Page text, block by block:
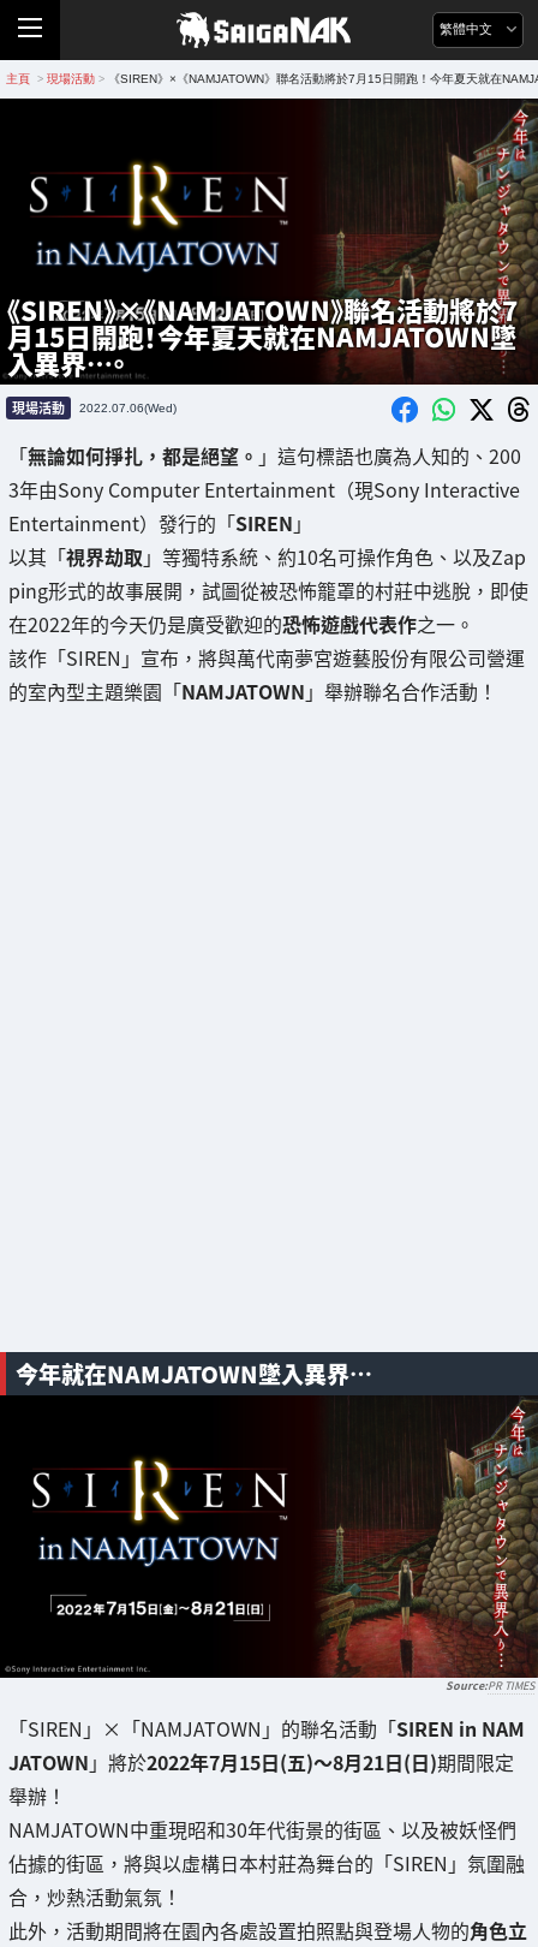
繁體中文
主頁 > 現場活動 > 《SIREN》×《NAMJATOWN》聯名活動將於7月15日開跑！今年夏天就在
《SIREN》×《NAMJATOWN》聯名活動將於7
月15日開跑！今年夏天就在NAMJATOWN墜
入異界⋯。
現場活動 2022.07.06(Wed)
「無論如何掙扎，都是絕望。 」這句標語也廣為人知的、200
3年由Sony Computer Entertainment（現Sony Interactive
Entertainment）發行的「SIREN 」
以其「視界劫取 」等獨特系統、約10名可操作角色、以及Zap
ping形式的故事展開，試圖從被恐怖籠罩的村莊中逃脫，即使
在2022年的今天仍是廣受歡迎的恐怖遊戲代表作之一。
該作「SIREN」宣布，將與萬代南夢宮遊藝股份有限公司營運
的室內型主題樂園「NAMJATOWN 」舉辦聯名合作活動！
今年就在NAMJATOWN墜入異界⋯
PR TIMES
「SIREN」×「NAMJATOWN」的聯名活動「SIREN in NAM
JATOWN 」將於2022年7月15日(五)～8月21日(日)期間限定
舉辦！
NAMJATOWN中重現昭和30年代街景的街區、以及被妖怪們
佔據的街區，將與以虛構日本村莊為舞台的「SIREN」氛圍融
合，炒熱活動氣氛！
此外，活動期間將在園內各處設置拍照點與登場人物的角色立